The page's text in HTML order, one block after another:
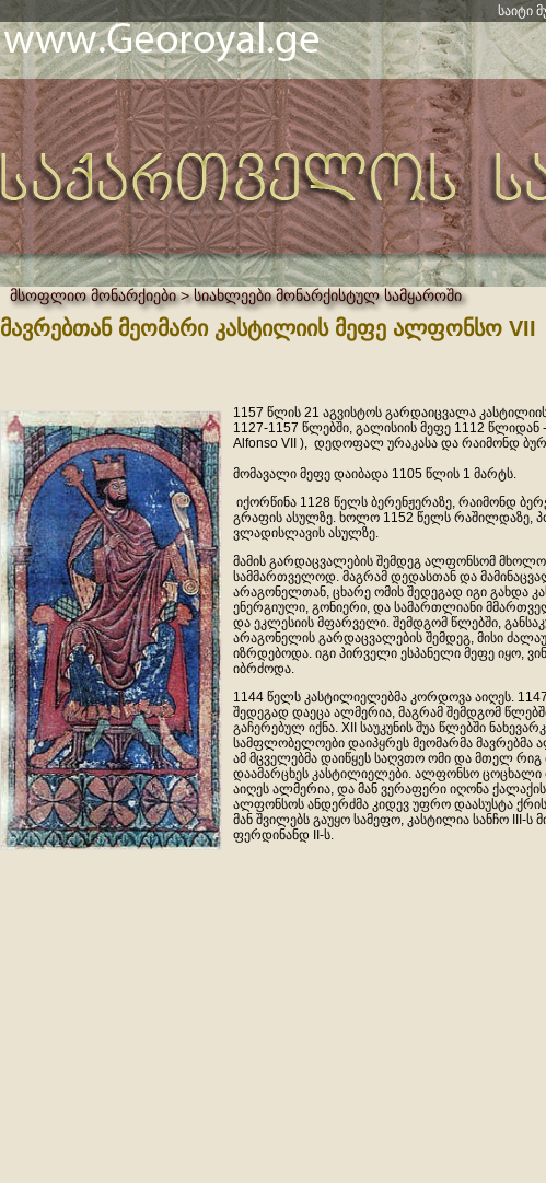
საიტი
მსოფლიო მონარქიები > სიახლეები მონარქისტულ სამყაროში
მავრებთან მეომარი კასტილიის მეფე ალფონსო VII
1157 წლის 21 აგვისტოს გარდაიცვალა
1127-1157 წლებში, გალისიის მეფე 1112
Alfonso VII ), დედოფალ ურაკასა და რაიმონდ
მომავალი მეფე დაიბადა 1105 წლის 1 მარტს.
იქორწინა 1128 წელს ბერენჟერაზე, რაიმონდ
გრაფის ასულზე. ხოლო 1152 წელს რაშილდაზე,
ვლადისლავის ასულზე.
მამის გარდაცვალების შემდეგ ალფონსომ
სამმართველოდ. მაგრამ დედასთან და
არაგონელთან, ცხარე ომის შედეგად იგი გახდა
ენერგიული, გონიერი, და სამართლიანი
და ეკლესიის მფარველი. შემდგომ წლებში,
არაგონელის გარდაცვალების შემდეგ, მისი
იზრდებოდა. იგი პირველი ესპანელი მეფე იყო,
იბრძოდა.
1144 წელს კასტილიელებმა კორდოვა აიღეს.
შედეგად დაეცა ალმერია, მაგრამ შემდგომ
გაჩერებულ იქნა. XII საუკუნის შუა წლებში
სამფლობელოები დაიპყრეს მეომარმა მავრებმა
ამ მცველებმა დაიწყეს საღვთო ომი და მთელ რიგ
დაამარცხეს კასტილიელები. ალფონსო ცოცხალი
აიღეს ალმერია, და მან ვერაფერი იღონა
ალფონსოს ანდერძმა კიდევ უფრო დაასუსტა
მან შვილებს გაუყო სამეფო, კასტილია სანჩო III-
ფერდინანდ II-ს.